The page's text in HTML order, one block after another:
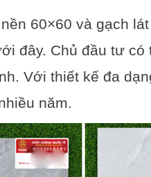
60×60 và gạch
đây. Chủ đầu tư
Với thiết kế đa
năm.